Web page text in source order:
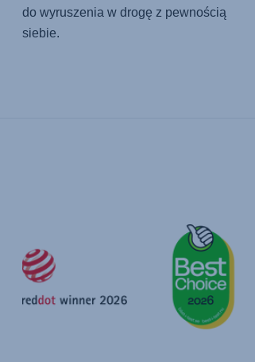
do wyruszenia w drogę z pewnością
siebie.